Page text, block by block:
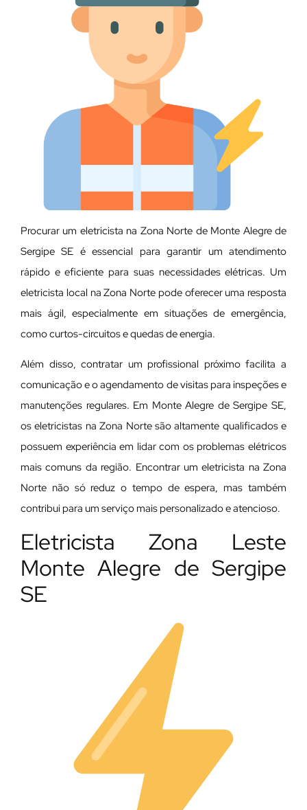
Procurar um eletricista na Zona Norte de Monte Alegre de
Sergipe SE é essencial para garantir um atendimento
rápido e eficiente para suas necessidades elétricas. Um
eletricista local na Zona Norte pode oferecer uma resposta
mais ágil, especialmente em situações de emergência,
como curtos-circuitos e quedas de energia.
Além disso, contratar um profissional próximo facilita a
comunicação e o agendamento de visitas para inspeções e
manutenções regulares. Em Monte Alegre de Sergipe SE,
os eletricistas na Zona Norte são altamente qualificados e
possuem experiência em lidar com os problemas elétricos
mais comuns da região. Encontrar um eletricista na Zona
Norte não só reduz o tempo de espera, mas também
contribui para um serviço mais personalizado e atencioso.
Eletricista Zona Leste
Monte Alegre de Sergipe
SE